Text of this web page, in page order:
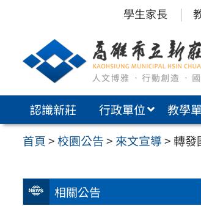
內
學生家長
認識新莊 行政單位 教學
首頁>校園公告> 來文宣導>轉發
相關公告